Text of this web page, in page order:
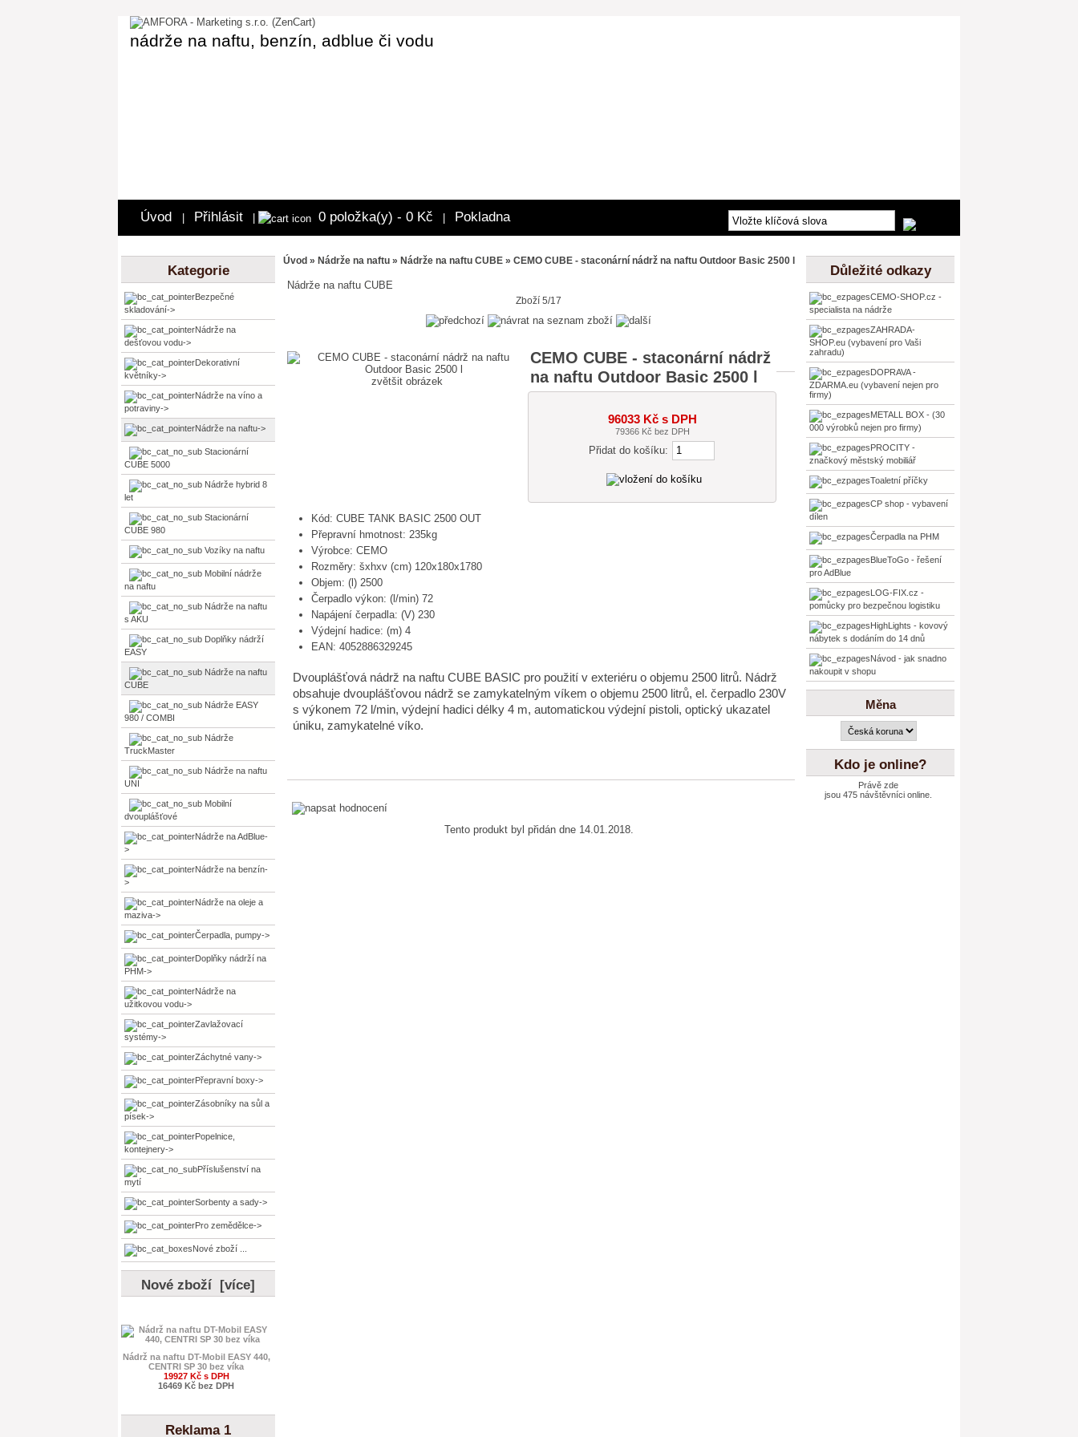
nádrže na naftu, benzín, adblue či vodu
Úvod Přihlásit 0 položka(y) - 0 Kč Pokladna
Kategorie
Bezpečné
skladování->
Nádrže na
dešťovou vodu->
Dekorativní
květníky->
Nádrže na víno a
potraviny->
Nádrže na naftu->
Stacionární
CUBE 5000
Nádrže hybrid 8
let
Stacionární
CUBE 980
Vozíky na naftu
Mobilní nádrže
na naftu
Nádrže na naftu
s AKU
Doplňky nádrží
EASY
Nádrže na naftu
CUBE
Nádrže EASY
980 / COMBI
Nádrže
TruckMaster
Nádrže na naftu
UNI
Mobilní
dvouplášťové
Nádrže na AdBlue-
>
Nádrže na benzín-
>
Nádrže na oleje a
maziva->
Čerpadla, pumpy->
Doplňky nádrží na
PHM->
Nádrže na
užitkovou vodu->
Zavlažovací
systémy->
Záchytné vany->
Přepravní boxy->
Zásobníky na sůl a
písek->
Popelnice,
kontejnery->
Příslušenství na
mytí
Sorbenty a sady->
Pro zemědělce->
Nové zboží ...
Nové zboží [více]
Nádrž na naftu DT-Mobil EASY 440,
CENTRI SP 30 bez víka
19927 Kč s DPH
16469 Kč bez DPH
Reklama 1
Úvod » Nádrže na naftu » Nádrže na naftu CUBE » CEMO CUBE - staconární nádrž na naftu Outdoor Basic 2500 l
Nádrže na naftu CUBE
Zboží 5/17
zvětšit obrázek
CEMO CUBE - staconární nádrž
na naftu Outdoor Basic 2500 l
96033 Kč s DPH
79366 Kč bez DPH
Přidat do košíku:
Kód: CUBE TANK BASIC 2500 OUT
Přepravní hmotnost: 235kg
Výrobce: CEMO
Rozměry: šxhxv (cm) 120x180x1780
Objem: (l) 2500
Čerpadlo výkon: (l/min) 72
Napájení čerpadla: (V) 230
Výdejní hadice: (m) 4
EAN: 4052886329245
Dvouplášťová nádrž na naftu CUBE BASIC pro použití v exteriéru o objemu 2500 litrů. Nádrž
obsahuje dvouplášťovou nádrž se zamykatelným víkem o objemu 2500 litrů, el. čerpadlo 230V
s výkonem 72 l/min, výdejní hadici délky 4 m, automatickou výdejní pistoli, optický ukazatel
úniku, zamykatelné víko.
Tento produkt byl přidán dne 14.01.2018.
Důležité odkazy
CEMO-SHOP.cz -
specialista na nádrže
ZAHRADA-
SHOP.eu (vybavení pro Vaši
zahradu)
DOPRAVA -
ZDARMA.eu (vybavení nejen pro
firmy)
METALL BOX - (30
000 výrobků nejen pro firmy)
PROCITY -
značkový městský mobiliář
Toaletní příčky
CP shop - vybavení
dílen
Čerpadla na PHM
BlueToGo - řešení
pro AdBlue
LOG-FIX.cz -
pomůcky pro bezpečnou logistiku
HighLights - kovový
nábytek s dodáním do 14 dnů
Návod - jak snadno
nakoupit v shopu
Měna
Kdo je online?
Právě zde
jsou 475 návštěvníci online.